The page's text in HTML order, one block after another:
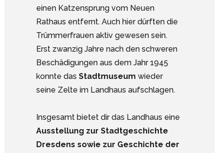
einen Katzensprung vom Neuen
Rathaus entfernt. Auch hier dürften die
Trümmerfrauen aktiv gewesen sein.
Erst zwanzig Jahre nach den schweren
Beschädigungen aus dem Jahr 1945
konnte das Stadtmuseum wieder
seine Zelte im Landhaus aufschlagen.
Insgesamt bietet dir das Landhaus eine
Ausstellung zur Stadtgeschichte
Dresdens sowie zur Geschichte der